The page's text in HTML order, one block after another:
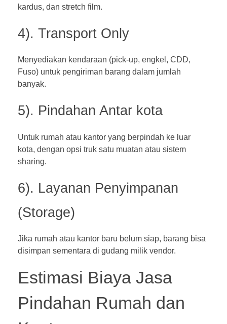
kardus, dan stretch film.
4). Transport Only
Menyediakan kendaraan (pick-up, engkel, CDD,
Fuso) untuk pengiriman barang dalam jumlah
banyak.
5). Pindahan Antar kota
Untuk rumah atau kantor yang berpindah ke luar
kota, dengan opsi truk satu muatan atau sistem
sharing.
6). Layanan Penyimpanan
(Storage)
Jika rumah atau kantor baru belum siap, barang bisa
disimpan sementara di gudang milik vendor.
Estimasi Biaya Jasa
Pindahan Rumah dan